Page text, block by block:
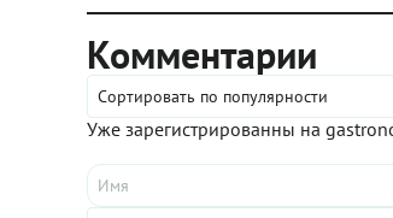
Комментарии
Сортировать по популярности
Уже зарегистрированны на